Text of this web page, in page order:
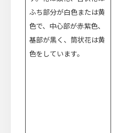
ふち部分が白色または黄
色で、中心部が赤紫色、
基部が黒く、筒状花は黄
色をしています。